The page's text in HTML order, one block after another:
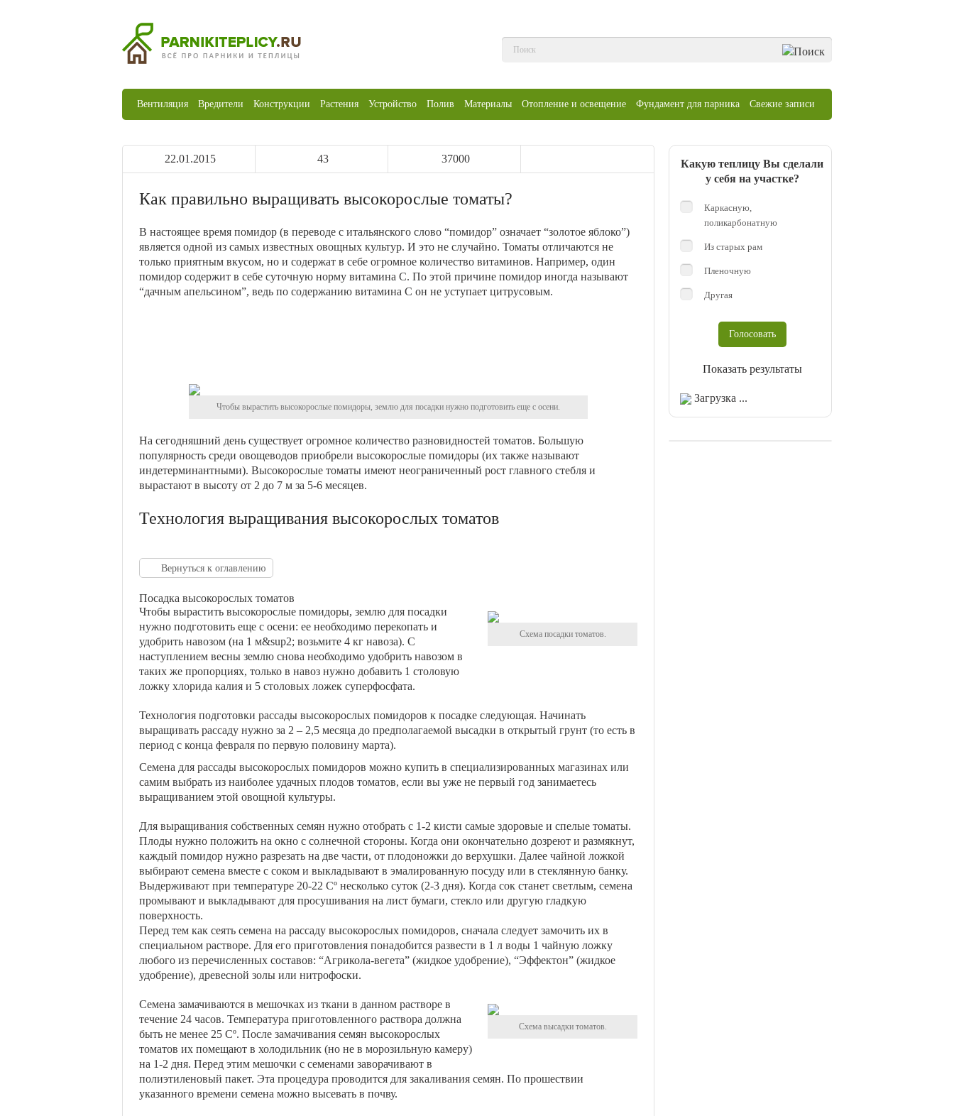
Вентиляция Вредители Конструкции Растения Устройство Полив Материалы Отопление и освещение Фундамент для парника Свежие записи
22.01.2015 43 37000
Как правильно выращивать высокорослые томаты?
В настоящее время помидор (в переводе с итальянского слово “помидор” означает “золотое яблоко”)
является одной из самых известных овощных культур. И это не случайно. Томаты отличаются не
только приятным вкусом, но и содержат в себе огромное количество витаминов. Например, один
помидор содержит в себе суточную норму витамина С. По этой причине помидор иногда называют
“дачным апельсином”, ведь по содержанию витамина С он не уступает цитрусовым.
Чтобы вырастить высокорослые помидоры, землю для посадки нужно подготовить еще с осени.
На сегодняшний день существует огромное количество разновидностей томатов. Большую
популярность среди овощеводов приобрели высокорослые помидоры (их также называют
индетерминантными). Высокорослые томаты имеют неограниченный рост главного стебля и
вырастают в высоту от 2 до 7 м за 5-6 месяцев.
Технология выращивания высокорослых томатов
Вернуться к оглавлению
Посадка высокорослых томатов
Схема посадки томатов.
Чтобы вырастить высокорослые помидоры, землю для посадки
нужно подготовить еще с осени: ее необходимо перекопать и
удобрить навозом (на 1 м&sup2; возьмите 4 кг навоза). С
наступлением весны землю снова необходимо удобрить навозом в
таких же пропорциях, только в навоз нужно добавить 1 столовую
ложку хлорида калия и 5 столовых ложек суперфосфата.
Технология подготовки рассады высокорослых помидоров к посадке следующая. Начинать
выращивать рассаду нужно за 2 – 2,5 месяца до предполагаемой высадки в открытый грунт (то есть в
период с конца февраля по первую половину марта).
Семена для рассады высокорослых помидоров можно купить в специализированных магазинах или
самим выбрать из наиболее удачных плодов томатов, если вы уже не первый год занимаетесь
выращиванием этой овощной культуры.
Для выращивания собственных семян нужно отобрать с 1-2 кисти самые здоровые и спелые томаты.
Плоды нужно положить на окно с солнечной стороны. Когда они окончательно дозреют и размякнут,
каждый помидор нужно разрезать на две части, от плодоножки до верхушки. Далее чайной ложкой
выбирают семена вместе с соком и выкладывают в эмалированную посуду или в стеклянную банку.
Выдерживают при температуре 20-22 Сº несколько суток (2-3 дня). Когда сок станет светлым, семена
промывают и выкладывают для просушивания на лист бумаги, стекло или другую гладкую
поверхность.
Перед тем как сеять семена на рассаду высокорослых помидоров, сначала следует замочить их в
специальном растворе. Для его приготовления понадобится развести в 1 л воды 1 чайную ложку
любого из перечисленных составов: “Агрикола-вегета” (жидкое удобрение), “Эффектон” (жидкое
удобрение), древесной золы или нитрофоски.
Схема высадки томатов.
Семена замачиваются в мешочках из ткани в данном растворе в
течение 24 часов. Температура приготовленного раствора должна
быть не менее 25 Сº. После замачивания семян высокорослых
томатов их помещают в холодильник (но не в морозильную камеру)
на 1-2 дня. Перед этим мешочки с семенами заворачивают в
полиэтиленовый пакет. Эта процедура проводится для закаливания семян. По прошествии
указанного времени семена можно высевать в почву.
Какую теплицу Вы сделали
у себя на участке?
Каркасную,
поликарбонатную
Из старых рам
Пленочную
Другая
Показать результаты
Загрузка ...